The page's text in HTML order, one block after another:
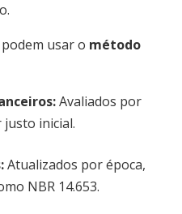
usar o método
:Avaliados por
inicial.
:Atualizados por época,
NBR 14.653.